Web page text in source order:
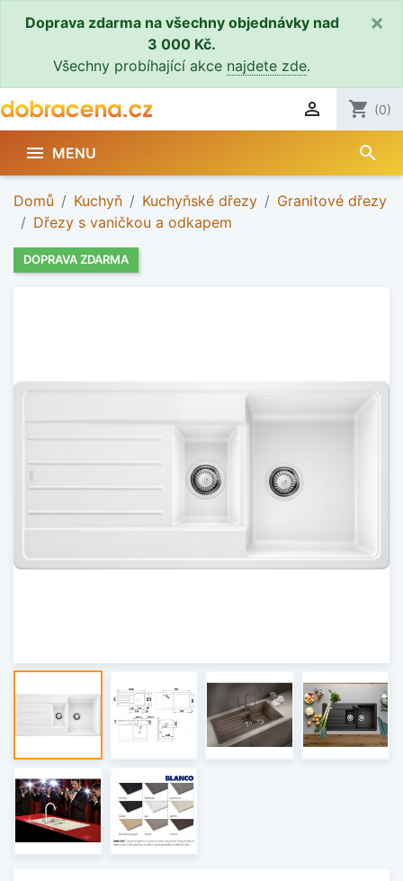
Doprava zdarma na všechny objednávky nad
3 000 Kč.
Všechny probíhající akce najdete zde.
×
 shopping_cart (0)
 MENU search
Domů Kuchyň Kuchyňské dřezy
Granitové dřezy
Dřezy s vaničkou a odkapem
DOPRAVA ZDARMA